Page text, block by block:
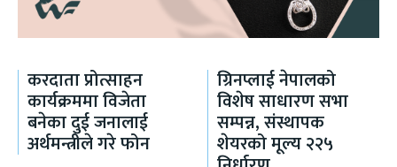
करदाता प्रोत्साहन
कार्यक्रममा विजेता
बनेका दुई जनालाई
अर्थमन्त्रीले गरे फोन
ग्रिनप्लाई नेपालको
विशेष साधारण सभा
सम्पन्न, संस्थापक
शेयरको मूल्य २२५